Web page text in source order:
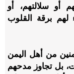
أو سلالتهم، أو
لهم برقة القلوب
من أهل اليمن
بل تجاوز مدحهم